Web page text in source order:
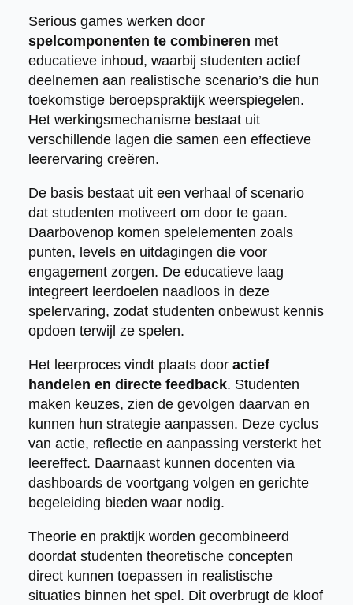
Serious games werken door
spelcomponenten te combineren met
educatieve inhoud, waarbij studenten actief
deelnemen aan realistische scenario’s die hun
toekomstige beroepspraktijk weerspiegelen.
Het werkingsmechanisme bestaat uit
verschillende lagen die samen een effectieve
leerervaring creëren.
De basis bestaat uit een verhaal of scenario
dat studenten motiveert om door te gaan.
Daarbovenop komen spelelementen zoals
punten, levels en uitdagingen die voor
engagement zorgen. De educatieve laag
integreert leerdoelen naadloos in deze
spelervaring, zodat studenten onbewust kennis
opdoen terwijl ze spelen.
Het leerproces vindt plaats door actief
handelen en directe feedback. Studenten
maken keuzes, zien de gevolgen daarvan en
kunnen hun strategie aanpassen. Deze cyclus
van actie, reflectie en aanpassing versterkt het
leereffect. Daarnaast kunnen docenten via
dashboards de voortgang volgen en gerichte
begeleiding bieden waar nodig.
Theorie en praktijk worden gecombineerd
doordat studenten theoretische concepten
direct kunnen toepassen in realistische
situaties binnen het spel. Dit overbrugt de kloof